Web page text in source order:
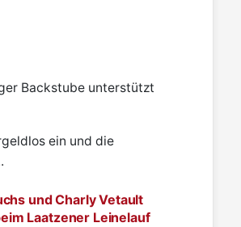
Backstube unterstützt
ein und die
und Charly Vetault
Laatzener Leinelauf